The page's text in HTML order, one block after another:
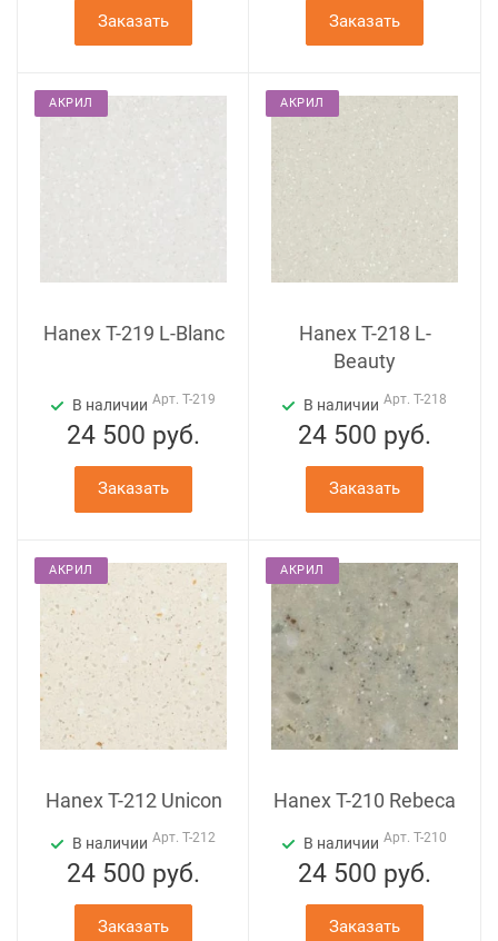
Заказать Заказать
АКРИЛ
Hanex T-219 L-Blanc
В наличии Арт. T-219
24 500 руб.
Заказать
АКРИЛ
Hanex T-218 L-
Beauty
В наличии Арт. T-218
24 500 руб.
Заказать
АКРИЛ
Hanex T-212 Unicon
В наличии Арт. T-212
24 500 руб.
Заказать
АКРИЛ
Hanex T-210 Rebeca
В наличии Арт. T-210
24 500 руб.
Заказать